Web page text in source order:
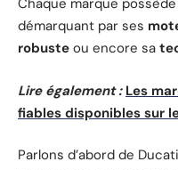
Chaque marque
démarquant par ses
robuste ou encore sa
Lire également : Les
fiables disponibles sur
Parlons d’abord de